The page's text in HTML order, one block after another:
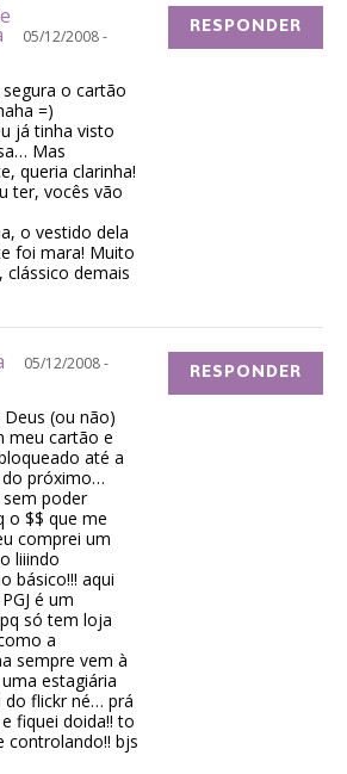
05/12/2008 -
o cartão
=)
já tinha visto
Mas
queria clarinha!
ter, vocês vão
o vestido dela
foi mara! Muito
clássico demais
RESPONDER
05/12/2008 -
Deus (ou não)
meu cartão e
até a
do próximo…
poder
o $$ que me
comprei um
liiindo
básico!!! aqui
é um
só tem loja
a
sempre vem à
estagiária
do flickr né… prá
fiquei doida!! to
controlando!! bjs
RESPONDER